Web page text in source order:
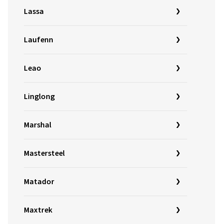
Lassa
Laufenn
Leao
Linglong
Marshal
Mastersteel
Matador
Maxtrek